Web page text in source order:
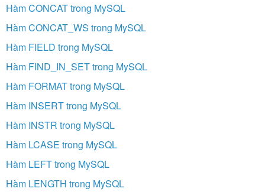
Hàm CONCAT trong MySQL
Hàm CONCAT_WS trong MySQL
Hàm FIELD trong MySQL
Hàm FIND_IN_SET trong MySQL
Hàm FORMAT trong MySQL
Hàm INSERT trong MySQL
Hàm INSTR trong MySQL
Hàm LCASE trong MySQL
Hàm LEFT trong MySQL
Hàm LENGTH trong MySQL